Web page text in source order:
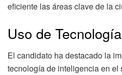
eficiente las áreas clave de la
Uso de
El candidato ha destacado la
tecnología de inteligencia en el